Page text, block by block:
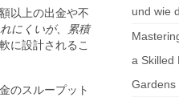
以上の出金や不
にくいが、累積
に設計されるこ
のスループット
und wie
a Skilled
Gardens